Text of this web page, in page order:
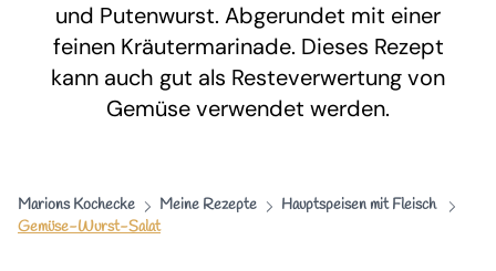
und Putenwurst. Abgerundet mit einer
feinen Kräutermarinade. Dieses Rezept
kann auch gut als Resteverwertung von
Gemüse verwendet werden.
Marions Kochecke Meine Rezepte
Hauptspeisen mit Fleisch
Gemüse-Wurst-Salat